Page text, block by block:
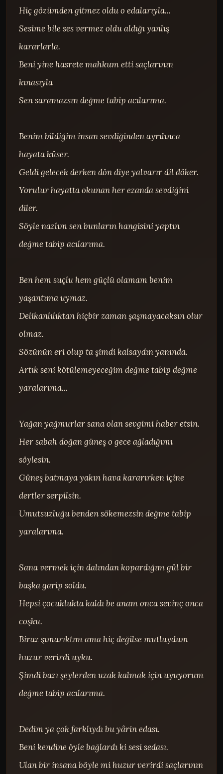
Hiç gözümden gitmez oldu o edalarıyla...
Sesime bile ses vermez oldu aldığı yanlış
kararlarla.
Beni yine hasrete mahkum etti saçlarının
kınasıyla
Sen saramazsın değme tabip acılarıma.
Benim bildiğim insan sevdiğinden ayrılınca
hayata küser.
Geldi gelecek derken dön diye yalvarır dil döker.
Yorulur hayatta okunan her ezanda sevdiğini
diler.
Söyle nazlım sen bunların hangisini yaptın
değme tabip acılarıma.
Ben hem suçlu hem güçlü olamam benim
yaşantıma uymaz.
Delikanlılıktan hiçbir zaman şaşmayacaksın olur
olmaz.
Sözünün eri olup ta şimdi kalsaydın yanında.
Artık seni kötülemeyeceğim değme tabip değme
yaralarıma...
Yağan yağmurlar sana olan sevgimi haber etsin.
Her sabah doğan güneş o gece ağladığımı
söylesin.
Güneş batmaya yakın hava kararırken içine
dertler serpilsin.
Umutsuzluğu benden sökemezsin değme tabip
yaralarıma.
Sana vermek için dalından kopardığım gül bir
başka garip soldu.
Hepsi çocuklukta kaldı be anam onca sevinç onca
coşku.
Biraz şımarıktım ama hiç değilse mutluydum
huzur verirdi uyku.
Şimdi bazı şeylerden uzak kalmak için uyuyorum
değme tabip acılarıma.
Dedim ya çok farklıydı bu yârin edası.
Beni kendine öyle bağlardı ki sesi sedası.
Ulan bir insana böyle mi huzur verirdi saçlarının